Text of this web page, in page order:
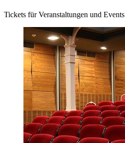
Tickets für Veranstaltungen und Events